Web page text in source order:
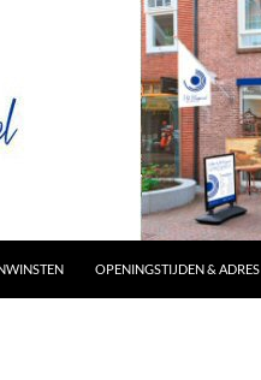
OPENINGSTIJDEN & ADRES